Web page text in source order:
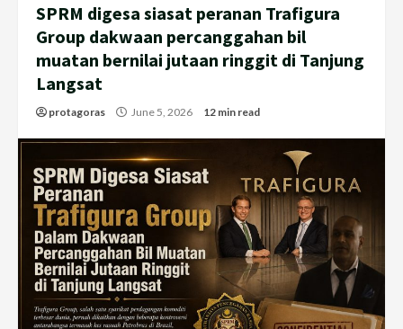
SPRM digesa siasat peranan Trafigura
Group dakwaan percanggahan bil
muatan bernilai jutaan ringgit di Tanjung
Langsat
protagoras June 5, 2026 12 min read